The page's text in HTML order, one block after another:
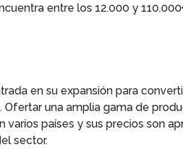
entre los 12.000 y
en su expansión para
Ofertar una amplia gama de
varios países y sus precios son
sector.